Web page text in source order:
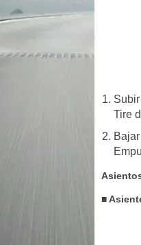
Subir
Tire
Bajar
■